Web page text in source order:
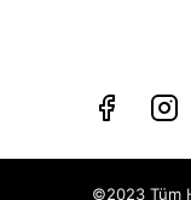
©2023 Tüm